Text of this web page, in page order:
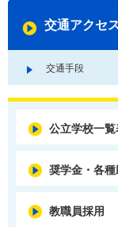
交通アクセ
交通手段
公立学校一覧
奨学金・各種
教職員採用